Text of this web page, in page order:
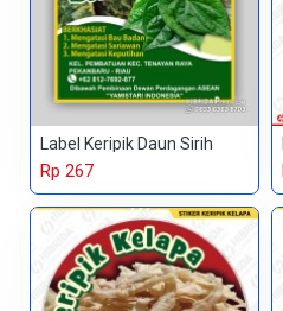
Label Keripik Daun Sirih
Rp 267